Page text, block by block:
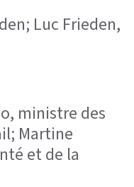
Luc Frieden,
ministre des
Martine
et de la